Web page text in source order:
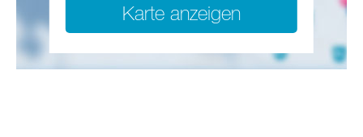
Karte anzeigen